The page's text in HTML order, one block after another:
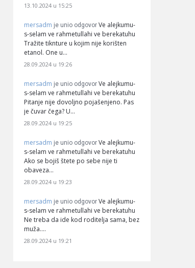
13.10.2024 u 15:25
mersadm je unio odgovor Ve alejkumu-
s-selam ve rahmetullahi ve berekatuhu
Tražite tiknture u kojim nije korišten
etanol. One u…
28.09.2024 u 19:26
mersadm je unio odgovor Ve alejkumu-
s-selam ve rahmetullahi ve berekatuhu
Pitanje nije dovoljno pojašenjeno. Pas
je čuvar čega? U…
28.09.2024 u 19:25
mersadm je unio odgovor Ve alejkumu-
s-selam ve rahmetullahi ve berekatuhu
Ako se bojiš štete po sebe nije ti
obaveza…
28.09.2024 u 19:23
mersadm je unio odgovor Ve alejkumu-
s-selam ve rahmetullahi ve berekatuhu
Ne treba da ide kod roditelja sama, bez
muža.…
28.09.2024 u 19:21